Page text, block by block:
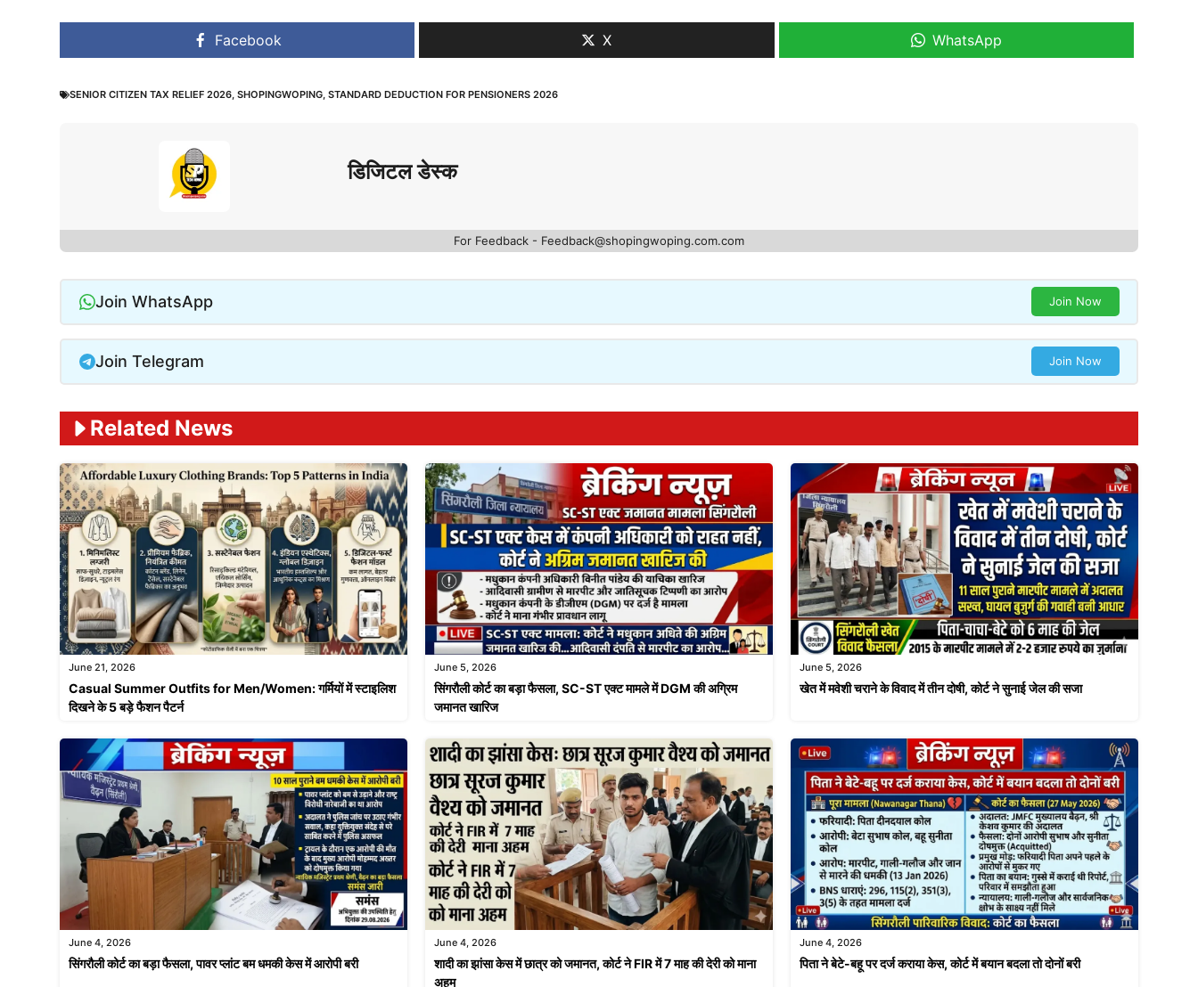
Facebook X WhatsApp
SENIOR CITIZEN TAX RELIEF 2026, SHOPINGWOPING, STANDARD DEDUCTION FOR PENSIONERS 2026
डिजिटल डेस्क
For Feedback - Feedback@shopingwoping.com.com
Join WhatsApp Join Now
Join Telegram Join Now
Related News
June 21, 2026
Casual Summer Outfits for Men/Women: गर्मियों में स्टाइलिश
दिखने के 5 बड़े फैशन पैटर्न
June 5, 2026
सिंगरौली कोर्ट का बड़ा फैसला, SC-ST एक्ट मामले में DGM की अग्रिम
जमानत खारिज
June 5, 2026
खेत में मवेशी चराने के विवाद में तीन दोषी, कोर्ट ने सुनाई जेल की सजा
June 4, 2026
सिंगरौली कोर्ट का बड़ा फैसला, पावर प्लांट बम धमकी केस में आरोपी बरी
June 4, 2026
शादी का झांसा केस में छात्र को जमानत, कोर्ट ने FIR में 7 माह की देरी को माना
अहम
June 4, 2026
पिता ने बेटे-बहू पर दर्ज कराया केस, कोर्ट में बयान बदला तो दोनों बरी